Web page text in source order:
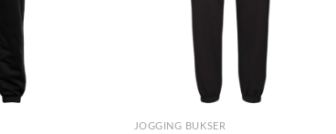
JOGGING BUKSER